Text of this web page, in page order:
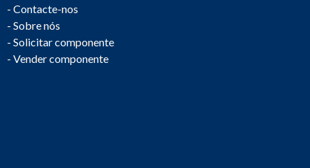
E0397
- Contacte-nos
- Sobre nós
- Solicitar componente
- Vender componente